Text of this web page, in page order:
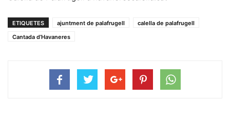
ETIQUETES ajuntment de palafrugell
calella de palafrugell
Cantada d’Havaneres